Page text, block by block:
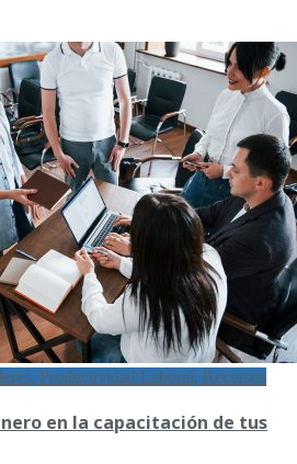
Productividad Laboral, Recursos
en la capacitación de tus